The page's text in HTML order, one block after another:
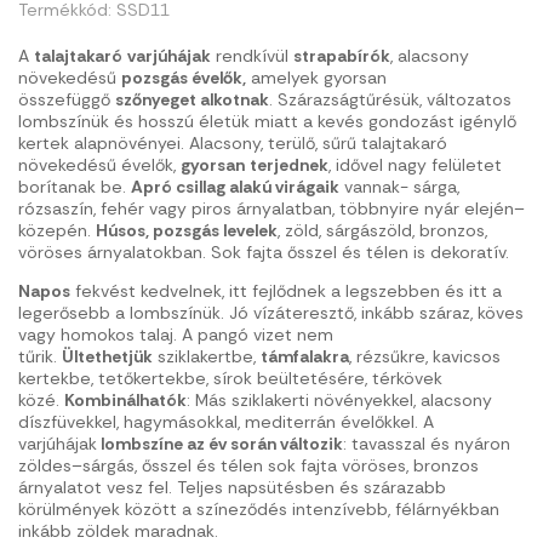
Termékkód: SSD11
A talajtakaró varjúhájak rendkívül strapabírók, alacsony
növekedésű pozsgás évelők, amelyek gyorsan
összefüggő szőnyeget alkotnak. Szárazságtűrésük, változatos
lombszínük és hosszú életük miatt a kevés gondozást igénylő
kertek alapnövényei. Alacsony, terülő, sűrű talajtakaró
növekedésű évelők, gyorsan terjednek, idővel nagy felületet
borítanak be. Apró csillag alakú virágaik vannak- sárga,
rózsaszín, fehér vagy piros árnyalatban, többnyire nyár elején–
közepén. Húsos, pozsgás levelek, zöld, sárgászöld, bronzos,
vöröses árnyalatokban. Sok fajta ősszel és télen is dekoratív.
Napos fekvést kedvelnek, itt fejlődnek a legszebben és itt a
legerősebb a lombszínük. Jó vízáteresztő, inkább száraz, köves
vagy homokos talaj. A pangó vizet nem
tűrik. Ültethetjük sziklakertbe, támfalakra, rézsűkre, kavicsos
kertekbe, tetőkertekbe, sírok beültetésére, térkövek
közé. Kombinálhatók: Más sziklakerti növényekkel, alacsony
díszfüvekkel, hagymásokkal, mediterrán évelőkkel. A
varjúhájak lombszíne az év során változik: tavasszal és nyáron
zöldes–sárgás, ősszel és télen sok fajta vöröses, bronzos
árnyalatot vesz fel. Teljes napsütésben és szárazabb
körülmények között a színeződés intenzívebb, félárnyékban
inkább zöldek maradnak.